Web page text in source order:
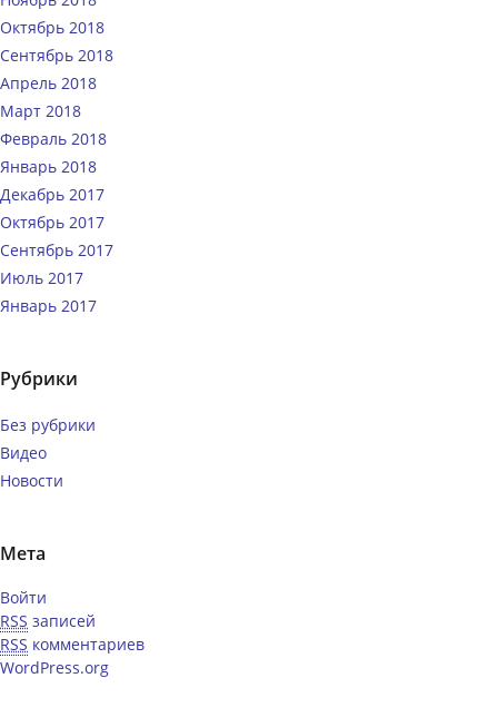
Октябрь 2018
Сентябрь 2018
Апрель 2018
Март 2018
Февраль 2018
Январь 2018
Декабрь 2017
Октябрь 2017
Сентябрь 2017
Июль 2017
Январь 2017
Рубрики
Без рубрики
Видео
Новости
Мета
Войти
RSS записей
RSS комментариев
WordPress.org